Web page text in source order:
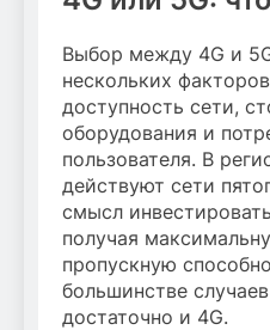
Выбор между 4G и
нескольких
доступность сети,
оборудования и
пользователя. В
действуют сети
смысл
получая
пропускную
большинстве
достаточно и 4G.